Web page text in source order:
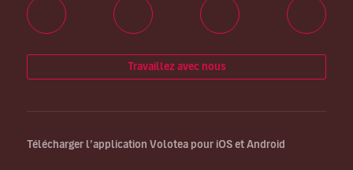
Travaillez avec nous
Télécharger l’application Volotea pour iOS et Android